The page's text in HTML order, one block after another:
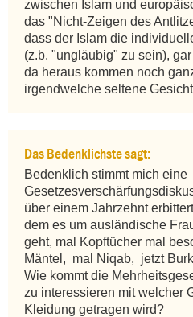
zwischen Islam und
das "Nicht-Zeigen des
dass der Islam die
(z.b. "ungläubig" zu sein),
da heraus kommen noch
irgendwelche seltene
Das Bedenklichste sagt:
Bedenklich stimmt mich eine
über einem Jahrzehnt
dem es um ausländische
geht, mal Kopftücher mal
Mäntel,  mal Niqab,  jetzt
Wie kommt die
zu interessieren mit welcher
Kleidung getragen wird?